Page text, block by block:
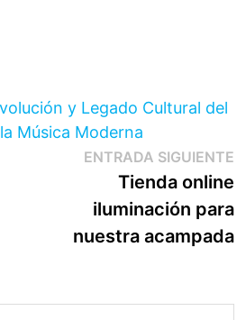
y Legado Cultural del
Música Moderna
ENTRADA SIGUIENTE
Tienda online
iluminación para
nuestra acampada